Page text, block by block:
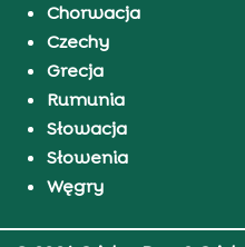
Chorwacja
Czechy
Grecja
Rumunia
Słowacja
Słowenia
Węgry